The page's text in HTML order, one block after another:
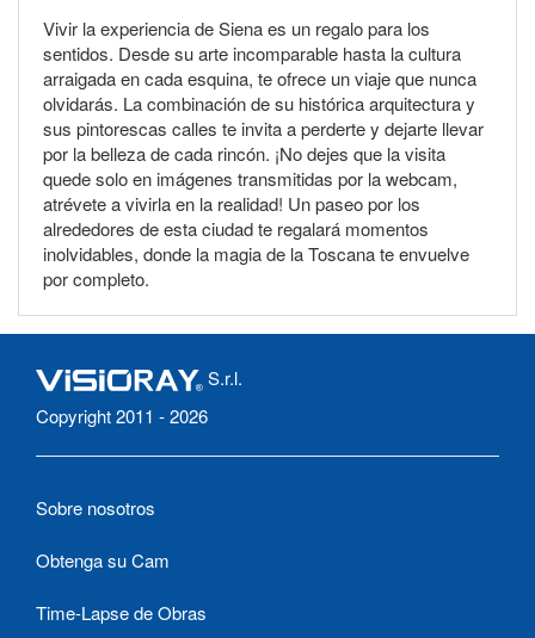
Vivir la experiencia de Siena es un regalo para los
sentidos. Desde su arte incomparable hasta la cultura
arraigada en cada esquina, te ofrece un viaje que nunca
olvidarás. La combinación de su histórica arquitectura y
sus pintorescas calles te invita a perderte y dejarte llevar
por la belleza de cada rincón. ¡No dejes que la visita
quede solo en imágenes transmitidas por la webcam,
atrévete a vivirla en la realidad! Un paseo por los
alrededores de esta ciudad te regalará momentos
inolvidables, donde la magia de la Toscana te envuelve
por completo.
S.r.l.
Copyright 2011 - 2026
Sobre nosotros
Obtenga su Cam
Time-Lapse de Obras